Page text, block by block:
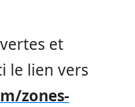
et
le lien vers
zones-